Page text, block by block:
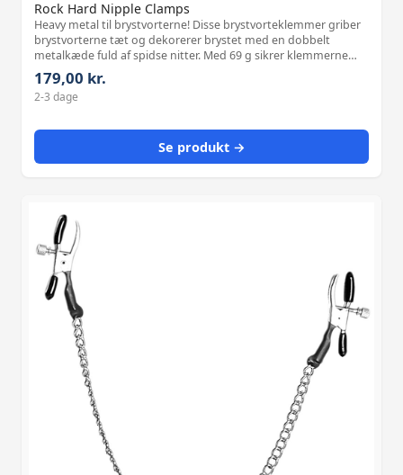
Rock Hard Nipple Clamps
Heavy metal til brystvorterne! Disse brystvorteklemmer griber
brystvorterne tæt og dekorerer brystet med en dobbelt
metalkæde fuld af spidse nitter. Med 69 g sikrer klemmerne
inklusive dobbeltkæden det rigtige træk i brystvorterne, og
trykket kan justeres
179,00 kr.
2-3 dage
Se produkt →